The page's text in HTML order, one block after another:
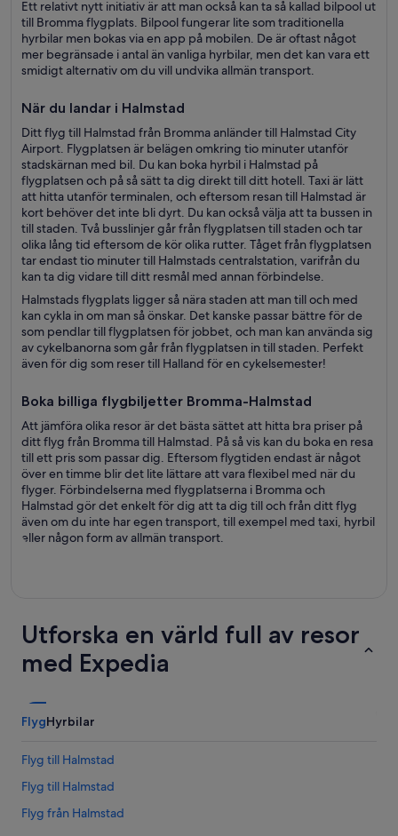
Ett relativt nytt initiativ är att man också kan ta så kallad bilpool ut
till Bromma flygplats. Bilpool fungerar lite som traditionella
hyrbilar men bokas via en app på mobilen. De är oftast något
mer begränsade i antal än vanliga hyrbilar, men det kan vara ett
smidigt alternativ om du vill undvika allmän transport.
När du landar i Halmstad
Ditt flyg till Halmstad från Bromma anländer till Halmstad City
Airport. Flygplatsen är belägen omkring tio minuter utanför
stadskärnan med bil. Du kan boka hyrbil i Halmstad på
flygplatsen och på så sätt ta dig direkt till ditt hotell. Taxi är lätt
att hitta utanför terminalen, och eftersom resan till Halmstad är
kort behöver det inte bli dyrt. Du kan också välja att ta bussen in
till staden. Två busslinjer går från flygplatsen till staden och tar
olika lång tid eftersom de kör olika rutter. Tåget från flygplatsen
tar endast tio minuter till Halmstads centralstation, varifrån du
kan ta dig vidare till ditt resmål med annan förbindelse.
Halmstads flygplats ligger så nära staden att man till och med
kan cykla in om man så önskar. Det kanske passar bättre för de
som pendlar till flygplatsen för jobbet, och man kan använda sig
av cykelbanorna som går från flygplatsen in till staden. Perfekt
även för dig som reser till Halland för en cykelsemester!
Boka billiga flygbiljetter Bromma-Halmstad
Att jämföra olika resor är det bästa sättet att hitta bra priser på
ditt flyg från Bromma till Halmstad. På så vis kan du boka en resa
till ett pris som passar dig. Eftersom flygtiden endast är något
över en timme blir det lite lättare att vara flexibel med när du
flyger. Förbindelserna med flygplatserna i Bromma och
Halmstad gör det enkelt för dig att ta dig till och från ditt flyg
även om du inte har egen transport, till exempel med taxi, hyrbil
eller någon form av allmän transport.
Utforska en värld full av resor
med Expedia
FlygHyrbilar
Flyg till Halmstad
Flyg till Halmstad
Flyg från Halmstad